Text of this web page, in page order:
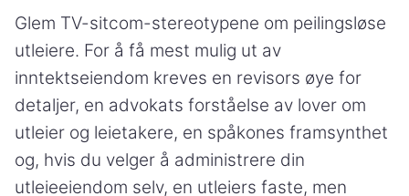
Glem TV-sitcom-stereotypene om peilingsløse
utleiere. For å få mest mulig ut av
inntektseiendom kreves en revisors øye for
detaljer, en advokats forståelse av lover om
utleier og leietakere, en spåkones framsynthet
og, hvis du velger å administrere din
utleieeiendom selv, en utleiers faste, men